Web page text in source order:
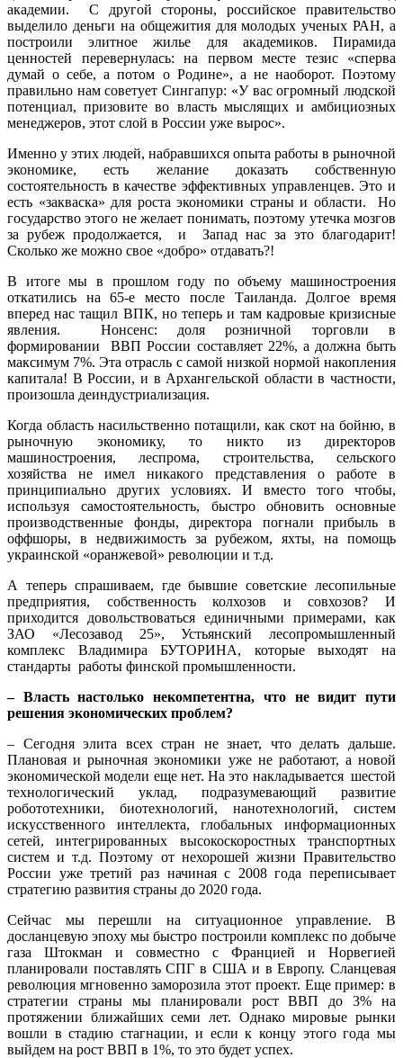
академии. С другой стороны, российское правительство
выделило деньги на общежития для молодых ученых РАН, а
построили элитное жилье для академиков. Пирамида
ценностей перевернулась: на первом месте тезис «сперва
думай о себе, а потом о Родине», а не наоборот. Поэтому
правильно нам советует Сингапур: «У вас огромный людской
потенциал, призовите во власть мыслящих и амбициозных
менеджеров, этот слой в России уже вырос».
Именно у этих людей, набравшихся опыта работы в рыночной
экономике, есть желание доказать собственную
состоятельность в качестве эффективных управленцев. Это и
есть «закваска» для роста экономики страны и области. Но
государство этого не желает понимать, поэтому утечка мозгов
за рубеж продолжается, и Запад нас за это благодарит!
Сколько же можно свое «добро» отдавать?!
В итоге мы в прошлом году по объему машиностроения
откатились на 65-е место после Таиланда. Долгое время
вперед нас тащил ВПК, но теперь и там кадровые кризисные
явления. Нонсенс: доля розничной торговли в
формировании ВВП России составляет 22%, а должна быть
максимум 7%. Эта отрасль с самой низкой нормой накопления
капитала! В России, и в Архангельской области в частности,
произошла деиндустриализация.
Когда область насильственно потащили, как скот на бойню, в
рыночную экономику, то никто из директоров
машиностроения, леспрома, строительства, сельского
хозяйства не имел никакого представления о работе в
принципиально других условиях. И вместо того чтобы,
используя самостоятельность, быстро обновить основные
производственные фонды, директора погнали прибыль в
оффшоры, в недвижимость за рубежом, яхты, на помощь
украинской «оранжевой» революции и т.д.
А теперь спрашиваем, где бывшие советские лесопильные
предприятия, собственность колхозов и совхозов? И
приходится довольствоваться единичными примерами, как
ЗАО «Лесозавод 25», Устьянский лесопромышленный
комплекс Владимира БУТОРИНА, которые выходят на
стандарты работы финской промышленности.
– Власть настолько некомпетентна, что не видит пути
решения экономических проблем?
– Сегодня элита всех стран не знает, что делать дальше.
Плановая и рыночная экономики уже не работают, а новой
экономической модели еще нет. На это накладывается шестой
технологический уклад, подразумевающий развитие
робототехники, биотехнологий, нанотехнологий, систем
искусственного интеллекта, глобальных информационных
сетей, интегрированных высокоскоростных транспортных
систем и т.д. Поэтому от нехорошей жизни Правительство
России уже третий раз начиная с 2008 года переписывает
стратегию развития страны до 2020 года.
Сейчас мы перешли на ситуационное управление. В
досланцевую эпоху мы быстро построили комплекс по добыче
газа Штокман и совместно с Францией и Норвегией
планировали поставлять СПГ в США и в Европу. Сланцевая
революция мгновенно заморозила этот проект. Еще пример: в
стратегии страны мы планировали рост ВВП до 3% на
протяжении ближайших семи лет. Однако мировые рынки
вошли в стадию стагнации, и если к концу этого года мы
выйдем на рост ВВП в 1%, то это будет успех.